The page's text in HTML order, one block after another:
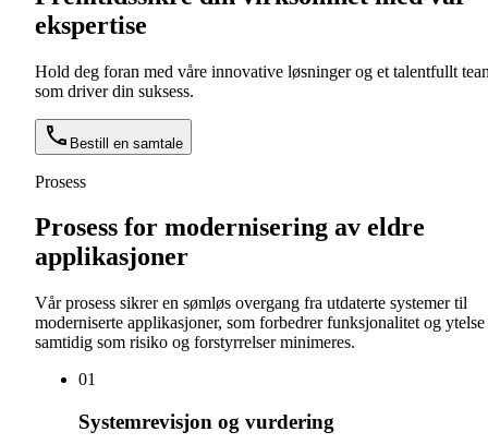
ekspertise
Hold deg foran med våre innovative løsninger og et talentfullt
som driver din suksess.
Bestill en samtale
Prosess
Prosess for modernisering av eldre
applikasjoner
Vår prosess sikrer en sømløs overgang fra utdaterte systemer til
moderniserte applikasjoner, som forbedrer funksjonalitet og ytelse
samtidig som risiko og forstyrrelser minimeres.
01
Systemrevisjon og vurdering